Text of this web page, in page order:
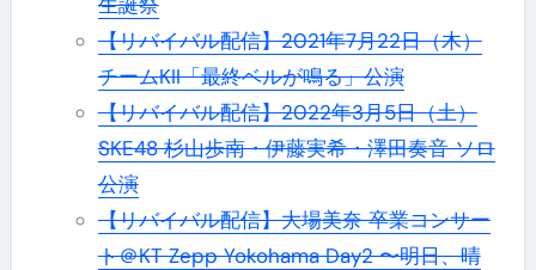
【リバイバル配信】2021年7月22日（木）
チームKII「最終ベルが鳴る」公演
【リバイバル配信】2022年3月5日（土）
SKE48 杉山歩南・伊藤実希・澤田奏音 ソロ
公演
【リバイバル配信】大場美奈 卒業コンサー
ト＠KT Zepp Yokohama Day2 〜明日、晴